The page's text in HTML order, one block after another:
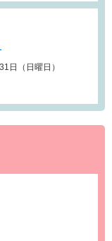
日（日曜日）